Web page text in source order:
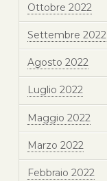
Ottobre 2022
Settembre 2022
Agosto 2022
Luglio 2022
Maggio 2022
Marzo 2022
Febbraio 2022